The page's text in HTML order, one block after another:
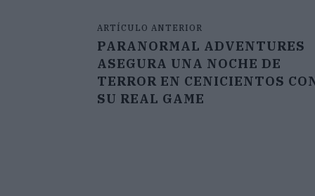
ARTÍCULO ANTERIOR
PARANORMAL ADVENTURES
ASEGURA UNA NOCHE DE
TERROR EN CENICIENTOS
SU REAL GAME